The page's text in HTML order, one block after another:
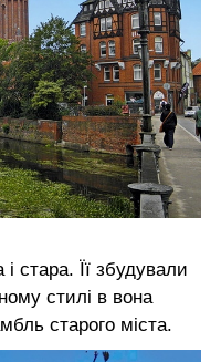
стара. Її збудували
стилі в вона
старого міста.